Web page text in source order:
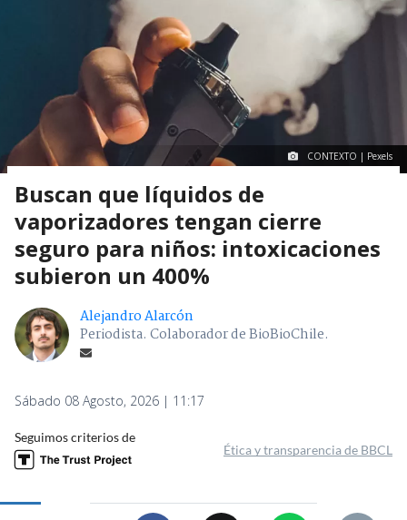
CONTEXTO | Pexels
Buscan que líquidos de
vaporizadores tengan cierre
seguro para niños: intoxicaciones
subieron un 400%
Alejandro Alarcón
Periodista. Colaborador de BioBioChile.
Sábado 08 Agosto, 2026 | 11:17
Seguimos criterios de
Ética y transparencia de BBCL